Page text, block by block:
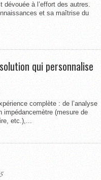
dévouée à l’effort des autres.
et sa maîtrise du
qui personnalise
complète : de l’analyse
impédancemètre (mesure de
etc.),...